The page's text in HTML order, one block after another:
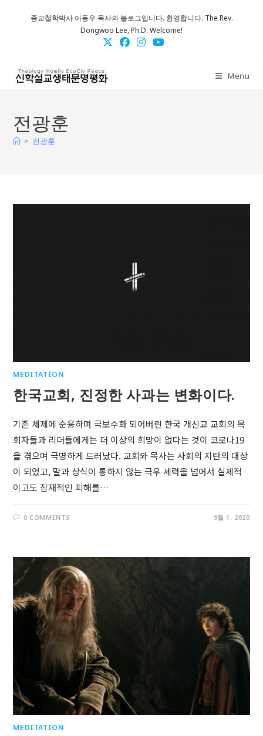
종교철학박사 이동우 목사의 블로그입니다. 환영합니다. The Rev.
Dongwoo Lee, Ph.D. Welcome!
Menu
전광훈
> 전광훈
MEDITATION
한국교회, 진정한 사과는 변화이다.
기존 체제에 순응하며 극보수화 되어버린 한국 개신교 교회의 목
회자들과 리더들에게는 더 이상의 희망이 없다는 것이 코로나19
을 겪으며 극명하게 드러났다. 교회와 목사는 사회의 지탄의 대상
이 되었고, 말과 상식이 통하지 않는 극우 세력을 넘어서 실제적
이고도 잠재적인 피해를…
0 COMMENTS 9월 1, 2020
MEDITATION